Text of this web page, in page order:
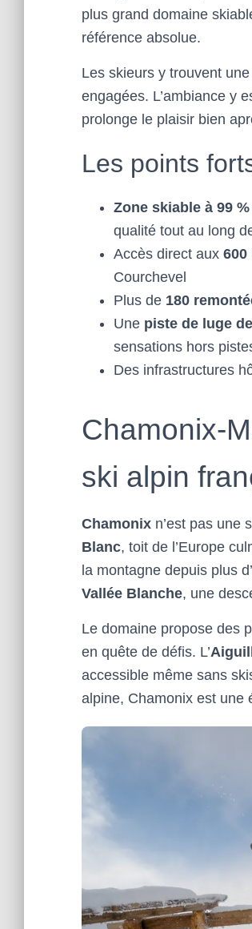
plus grand domaine
référence absolue.
Les skieurs y trouvent
engagées. L’ambiance y
prolonge le plaisir bien
Les points
Zone skiable à 99
qualité tout au long
Accès direct aux 600
Courchevel
Plus de 180
Une piste de luge
sensations hors
Des infrastructures
Chamonix-
ski alpin
Chamonix n’est pas une
Blanc, toit de l’Europe
la montagne depuis plus
Vallée Blanche, une
Le domaine propose des
en quête de défis. L’
accessible même sans
alpine, Chamonix est une